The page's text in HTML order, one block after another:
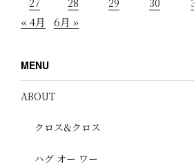
« 4月 6月 »
MENU
ABOUT
クロス&クロス
ハグ オー ワー